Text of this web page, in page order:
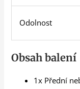
Odolnost
Obsah balení
1x Přední